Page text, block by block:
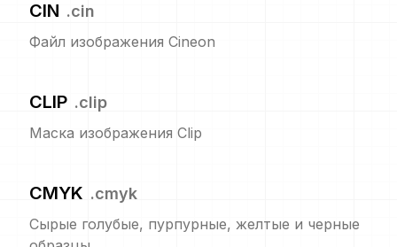
CIN .cin
Файл изображения Cineon
CLIP .clip
Маска изображения Clip
CMYK .cmyk
Сырые голубые, пурпурные, желтые и черные